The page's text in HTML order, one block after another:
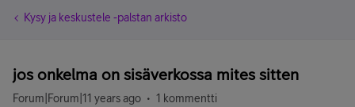
Kysy ja keskustele -palstan arkisto
jos onkelma on sisäverkossa mites sitten
Forum|Forum|11 years ago 1 kommentti